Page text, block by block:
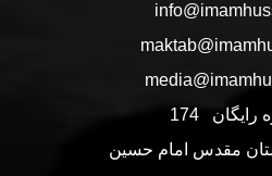
رایگان
174
مقدس امام حسین